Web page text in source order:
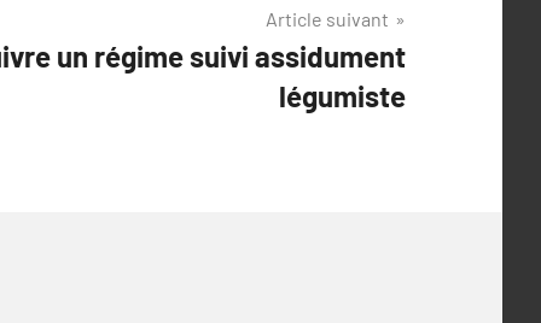
Article suivant
un régime suivi assidument
légumiste